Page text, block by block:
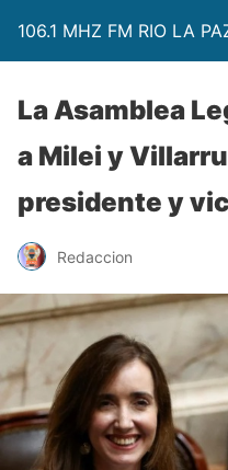
106.1 MHZ FM RIO LA
La Asamblea
a Milei y
presidente y
Redaccion